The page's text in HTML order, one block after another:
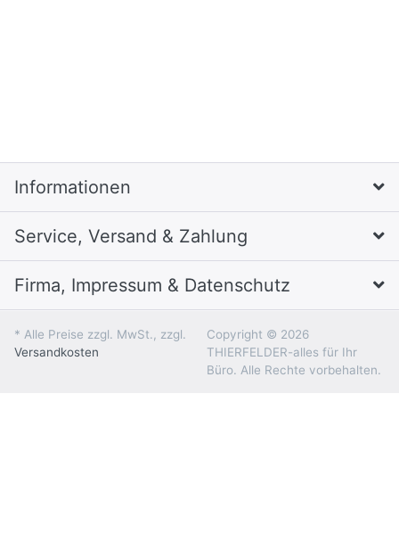
Informationen
Service, Versand & Zahlung
Firma, Impressum & Datenschutz
* Alle Preise zzgl. MwSt., zzgl.
Versandkosten
Copyright © 2026
THIERFELDER-alles für Ihr
Büro. Alle Rechte vorbehalten.